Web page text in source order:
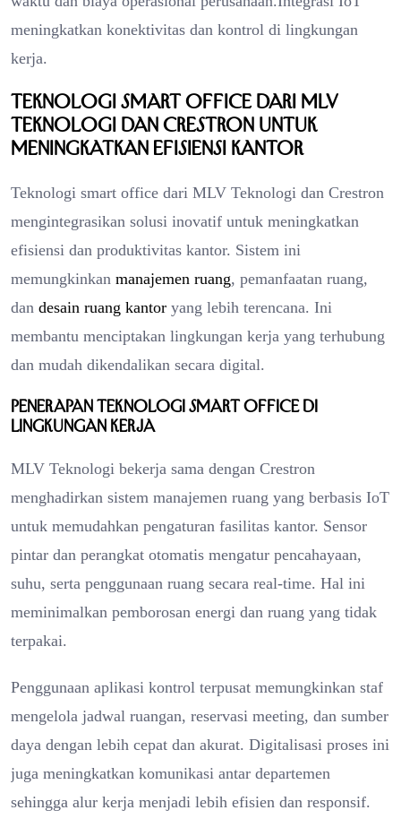
meningkatkan konektivitas dan kontrol di lingkungan
kerja.
Teknologi Smart Office dari MLV
Teknologi dan Crestron untuk
Meningkatkan Efisiensi Kantor
Teknologi smart office dari MLV Teknologi dan Crestron
mengintegrasikan solusi inovatif untuk meningkatkan
efisiensi dan produktivitas kantor. Sistem ini
memungkinkan manajemen ruang, pemanfaatan ruang,
dan desain ruang kantor yang lebih terencana. Ini
membantu menciptakan lingkungan kerja yang terhubung
dan mudah dikendalikan secara digital.
Penerapan Teknologi Smart Office di
Lingkungan Kerja
MLV Teknologi bekerja sama dengan Crestron
menghadirkan sistem manajemen ruang yang berbasis IoT
untuk memudahkan pengaturan fasilitas kantor. Sensor
pintar dan perangkat otomatis mengatur pencahayaan,
suhu, serta penggunaan ruang secara real-time. Hal ini
meminimalkan pemborosan energi dan ruang yang tidak
terpakai.
Penggunaan aplikasi kontrol terpusat memungkinkan staf
mengelola jadwal ruangan, reservasi meeting, dan sumber
daya dengan lebih cepat dan akurat. Digitalisasi proses ini
juga meningkatkan komunikasi antar departemen
sehingga alur kerja menjadi lebih efisien dan responsif.